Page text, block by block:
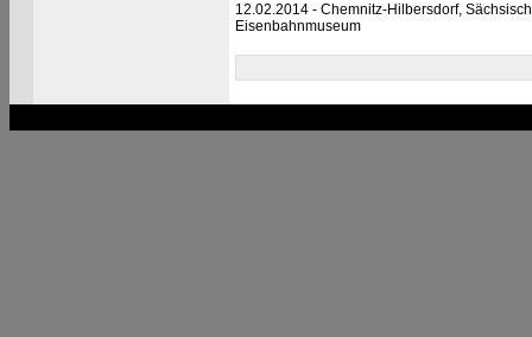
12.02.2014 - Chemnitz-Hilbersdorf,
Eisenbahnmuseum